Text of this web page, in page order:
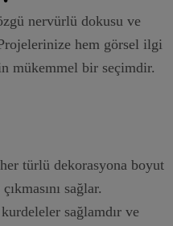
nervürlü dokusu ve
hem görsel ilgi
mükemmel bir seçimdir.
türlü dekorasyona boyut
sağlar.
sağlamdır ve